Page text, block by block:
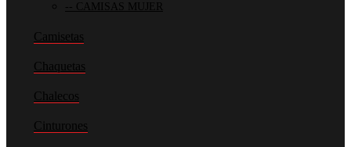
CAMISAS MUJER
Camisetas
Chaquetas
Chalecos
Cinturones